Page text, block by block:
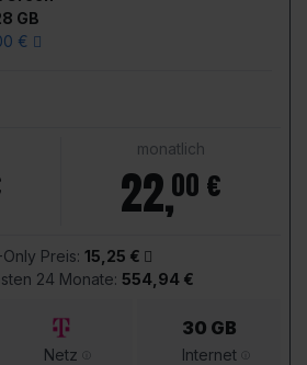
GB
€
monatlich
22,00 €
Only Preis: 15,25 €
24 Monate: 554,94 €
Netz
30 GB
Internet